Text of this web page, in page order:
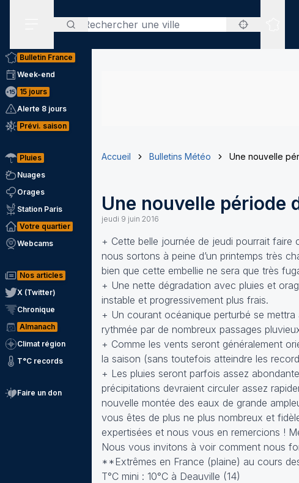
Rechercher
Bulletin France
Week-end
15 jours
Alerte 8 jours
Prévi. saison
Pluies
Nuages
Orages
Station Paris
Votre quartier
Webcams
Nos articles
X (Twitter)
Chronique
Almanach
Climat région
T°C records
Faire un don
Accueil Bulletins Météo Une nouvelle
Une nouvelle période
jeudi 9 juin 2016
+ Cette belle journée de jeudi pourrait faire
nous sortons à peine d’un printemps très
bien que cette embellie ne sera que très
+ Une nette dégradation avec pluies et
instable et progressivement plus frais.
+ Un courant océanique perturbé se
rythmée par de nombreux passages
+ Comme les vents seront généralement
la saison (sans toutefois atteindre les
+ Les pluies seront parfois assez
précipitations devraient circuler assez
nouvelle montée des eaux de grande
vous êtes de plus ne plus nombreux et
expertisées et nous vous en remercions !
Nous vous invitons à voir comment nous
**Extrêmes en France (plaine) au cours
T°C mini : 10°C à Deauville (14)